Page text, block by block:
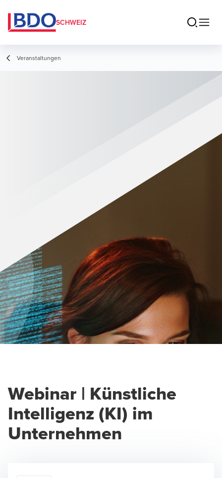
SCHWEIZ
Veranstaltungen
Webinar | Künstliche
Intelligenz (KI) im
Unternehmen